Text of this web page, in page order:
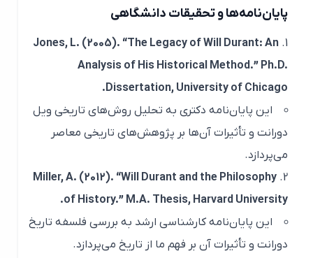
پایان‌نامه‌ها و تحقیقات دانشگاهی
Jones, L. (2005). “The Legacy of Will Durant: An
Analysis of His Historical Method.” Ph.D.
Dissertation, University of Chicago.
این پایان‌نامه دکتری به تحلیل روش‌های تاریخی ویل
دورانت و تأثیرات آن‌ها بر پژوهش‌های تاریخی معاصر
می‌پردازد.
Miller, A. (2012). “Will Durant and the Philosophy
of History.” M.A. Thesis, Harvard University.
این پایان‌نامه کارشناسی ارشد به بررسی فلسفه تاریخ
دورانت و تأثیرات آن بر فهم ما از تاریخ می‌پردازد.